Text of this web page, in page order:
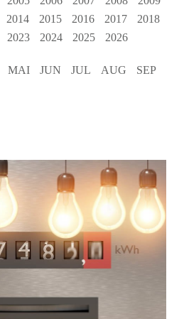
2014 2015 2016 2017
2018
2023 2024 2025 2026
MAI JUN JUL AUG
SEP